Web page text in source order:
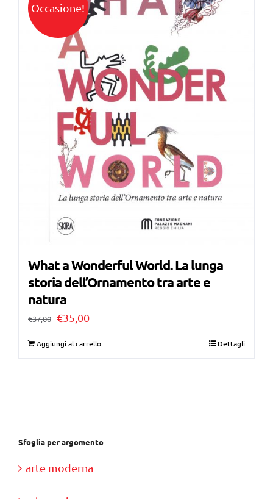
Occasione!
What a Wonderful World. La lunga
storia dell’Ornamento tra arte e
natura
€37,00 Il
€35,00Il
Aggiungi al carrello Dettagli
Sfoglia per argomento
arte moderna